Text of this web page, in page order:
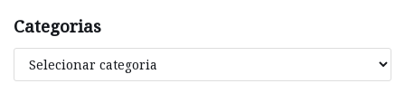
Categorias